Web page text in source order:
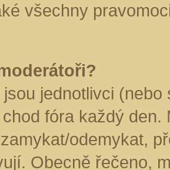
všechny
jednotlivci
fóra každý
odemykat,
Obecně řečeno,